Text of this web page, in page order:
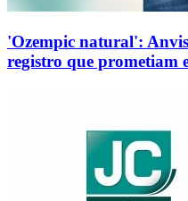
'Ozempic natural':
registro que prometiam